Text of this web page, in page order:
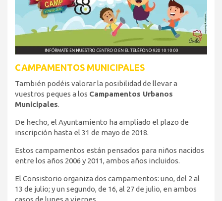
CAMPAMENTOS MUNICIPALES
También podéis valorar la posibilidad de llevar a
vuestros peques a los Campamentos Urbanos
Municipales.
De hecho, el Ayuntamiento ha ampliado el plazo de
inscripción hasta el 31 de mayo de 2018.
Estos campamentos están pensados para niños nacidos
entre los años 2006 y 2011, ambos años incluidos.
El Consistorio organiza dos campamentos: uno, del 2 al
13 de julio; y un segundo, de 16, al 27 de julio, en ambos